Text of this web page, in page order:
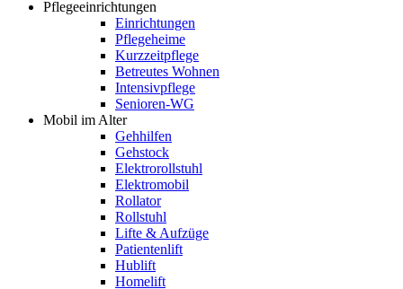
Pflegeeinrichtungen
Einrichtungen
Pflegeheime
Kurzzeitpflege
Betreutes Wohnen
Intensivpflege
Senioren-WG
Mobil im Alter
Gehhilfen
Gehstock
Elektrorollstuhl
Elektromobil
Rollator
Rollstuhl
Lifte & Aufzüge
Patientenlift
Hublift
Homelift